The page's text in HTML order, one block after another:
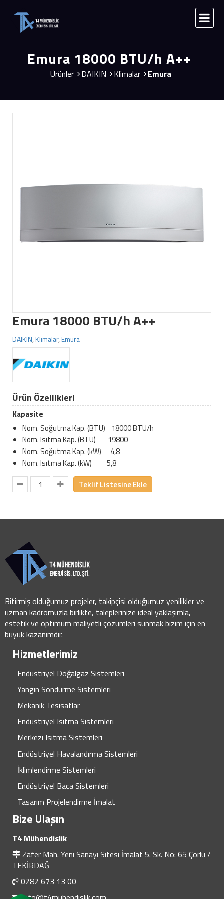
Emura 18000 BTU/h A++
Ürünler DAIKIN Klimalar Emura
Emura 18000 BTU/h A++
DAIKIN,Klimalar,Emura
Ürün Özellikleri
Kapasite
Nom. Soğutma Kap. (BTU) 18000 BTU/h
Nom. Isıtma Kap. (BTU) 19800
Nom. Soğutma Kap. (kW) 4,8
Nom. Isıtma Kap. (kW) 5,8
Teklif Listesine Ekle
Bitirmiş olduğumuz projeler, takipçisi olduğumuz yenilikler ve
uzman kadromuzla birlikte, taleplerinize ideal yaklaşımla,
estetik ve optimum maliyetli çözümleri sunmak bizim için en
büyük kazanımdır.
Hizmetlerimiz
Endüstriyel Doğalgaz Sistemleri
Yangın Söndürme Sistemleri
Mekanik Tesisatlar
Endüstriyel Isıtma Sistemleri
Merkezi Isıtma Sistemleri
Endüstriyel Havalandırma Sistemleri
İklimlendirme Sistemleri
Endüstriyel Baca Sistemleri
Tasarım Projelendirme İmalat
Bize Ulaşın
T4 Mühendislik
Zafer Mah. Yeni Sanayi Sitesi İmalat 5. Sk. No: 65 Çorlu /
TEKİRDAĞ
0282 673 13 00